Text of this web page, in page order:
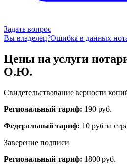
Задать вопрос
Вы владелец?Ошибка в данных
Цены на услуги
О.Ю.
Свидетельствование верности
Региональный тариф: 190 руб.
Федеральный тариф: 10 руб за
Заверение подписи
Региональный тариф: 1800 руб.